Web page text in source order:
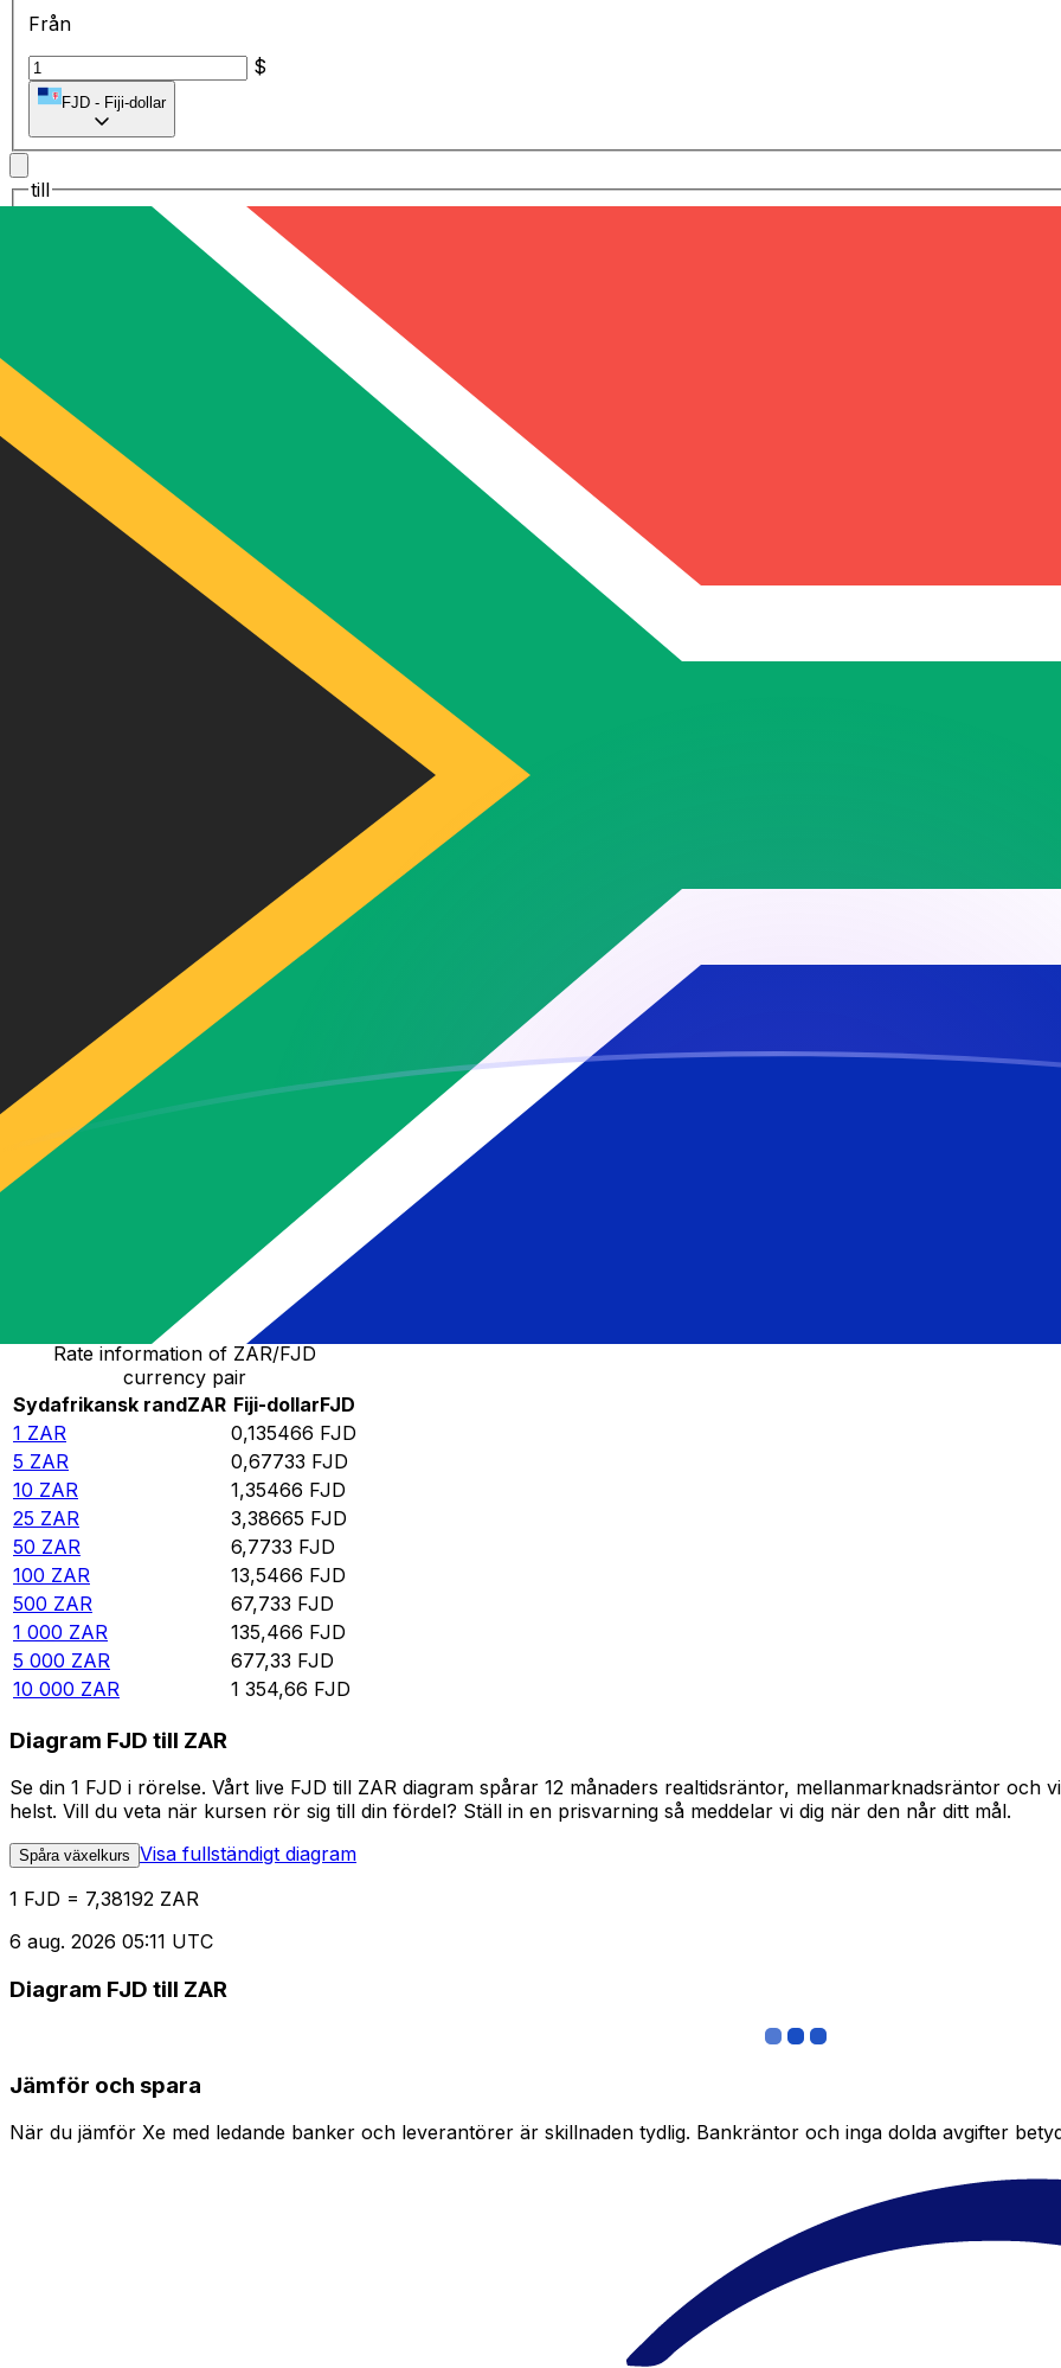
Från
$
FJD - Fiji-dollar
till
R
1.00FJD
Mittkurs vid 05:11 UTC
Prata med en valutaexpert idag.
Vi kan slå konkurrenternas kurser.
Vi använder mid-market-kursen för vår omvandlare. Det görs endast i informationssyfte. Du kommer inte att få
Visste du att du kan skicka pengar utomlands med Xe?
FJD till ZAR valutakurser idag
Omvandla Fiji-dollar till Sydafrikansk rand
Rate information of FJD/ZAR
currency pair
Sydafrikansk rand
7,38192
ZAR
36,9096 ZAR
FJD 73,8192
FJD 184,548
50
ZAR
FJD
500
ZAR
Omvandla Sydafrikansk rand till Fiji-dollar
Rate information of ZAR/FJD
currency pair
Sydafrikansk randZAR Fiji-dollarFJD
1 ZAR 0,135466 FJD
5 ZAR 0,67733 FJD
10 ZAR 1,35466 FJD
25 ZAR 3,38665 FJD
50 ZAR 6,7733 FJD
100 ZAR 13,5466 FJD
500 ZAR 67,733 FJD
1 000 ZAR 135,466 FJD
5 000 ZAR 677,33 FJD
10 000 ZAR 1 354,66 FJD
Diagram FJD till ZAR
Se din 1 FJD i rörelse. Vårt live FJD till ZAR diagram spårar 12 månaders realtidsräntor, mellanmarknadsräntor
helst. Vill du veta när kursen rör sig till din fördel? Ställ in en prisvarning så meddelar vi dig när den når ditt mål.
Spåra växelkurs Visa fullständigt diagram
1 FJD = 7,38192 ZAR
6 aug. 2026 05:11 UTC
Diagram FJD till ZAR
Jämför och spara
När du jämför Xe med ledande banker och leverantörer är skillnaden tydlig. Bankräntor och inga dolda avgifter